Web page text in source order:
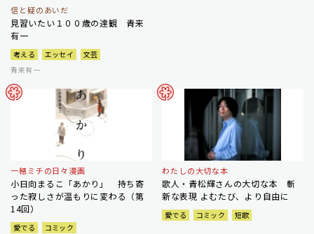
信と疑のあいだ
見習いたい１００歳の達観 青来
有一
考える エッセイ
文芸
青来有一
一穂ミチの日々漫画
小日向まるこ「あかり」 持ち寄
った寂しさが温もりに変わる（第
14回）
愛でる
コミック
わたしの大切な本
歌人・青松輝さんの大切な本 斬
新な表現 よむたび、より自由に
愛でる コミック 短歌